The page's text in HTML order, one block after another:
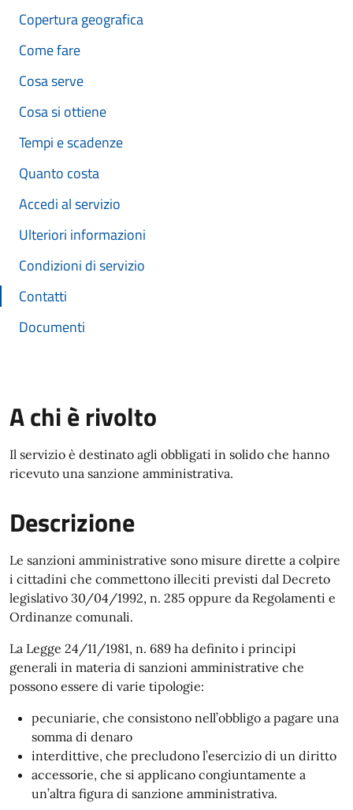
Copertura geografica
Come fare
Cosa serve
Cosa si ottiene
Tempi e scadenze
Quanto costa
Accedi al servizio
Ulteriori informazioni
Condizioni di servizio
Contatti
Documenti
A chi è rivolto
Il servizio è destinato agli obbligati in solido che hanno
ricevuto una sanzione amministrativa.
Descrizione
Le sanzioni amministrative sono misure dirette a colpire
i cittadini che commettono illeciti previsti dal Decreto
legislativo 30/04/1992, n. 285 oppure da Regolamenti e
Ordinanze comunali.
La Legge 24/11/1981, n. 689 ha definito i principi
generali in materia di sanzioni amministrative che
possono essere di varie tipologie:
pecuniarie, che consistono nell’obbligo a pagare una
somma di denaro
interdittive, che precludono l’esercizio di un diritto
accessorie, che si applicano congiuntamente a
un’altra figura di sanzione amministrativa.